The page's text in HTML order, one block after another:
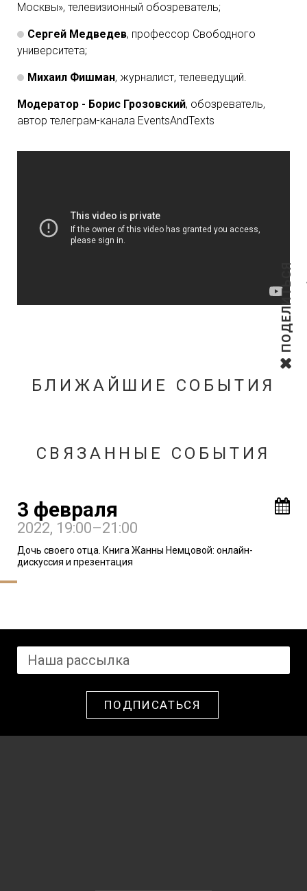
ПОДЕЛИТЬСЯ
Москвы», телевизионный обозреватель;
Сергей Медведев, профессор Свободного
университета;
Михаил Фишман, журналист, телеведущий.
Модератор - Борис Грозовский, обозреватель,
автор телеграм-канала EventsAndTexts
БЛИЖАЙШИЕ СОБЫТИЯ
СВЯЗАННЫЕ СОБЫТИЯ
3 февраля
2022, 19:00–21:00
Дочь своего отца. Книга Жанны Немцовой: онлайн-
дискуссия и презентация
ПОДПИСАТЬСЯ